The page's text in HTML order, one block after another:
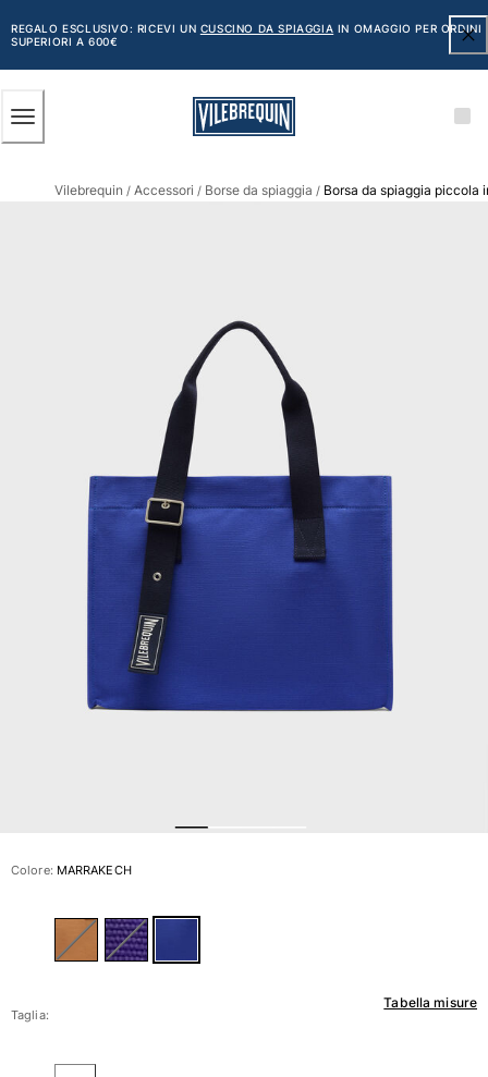
AL
CONTENUTO
PRINCIPALE
REGALO ESCLUSIVO: RICEVI UN CUSCINO DA SPIAGGIA IN OMAGGIO PER ORDINI
SUPERIORI A 600€
Vedi tutti i Uomo
Classico ultraleggero
Ricamati Edizione Numerata
Cintura piatta
Classico corto
Classico lungo
Rash guard
Slip
Magici
Vedi tutti i Costumi da bagno
Abbigliamento
Camicie
Bermuda
Taglie forti
Vedi tutti i Donna
Vilebrequin / Accessori / Borse da spiaggia / Borsa da spiaggia piccola
Colore: MARRAKECH
Tabella misure
Taglia: